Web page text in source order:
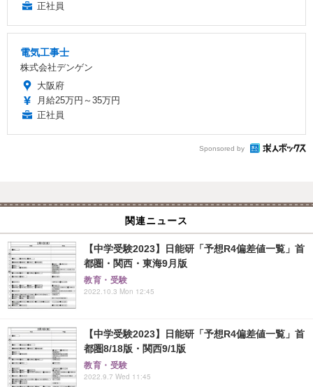
正社員
電気工事士
株式会社デンゲン
大阪府
月給25万円～35万円
正社員
Sponsored by
関連ニュース
【中学受験2023】日能研「予想R4偏差値一覧」首
都圏・関西・東海9月版
教育・受験
2022.10.3 Mon 12:45
【中学受験2023】日能研「予想R4偏差値一覧」首
都圏8/18版・関西9/1版
教育・受験
2022.9.7 Wed 11:45